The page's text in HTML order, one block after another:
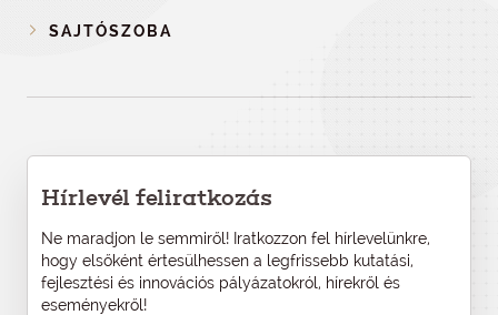
SAJTÓSZOBA
Hírlevél feliratkozás
Ne maradjon le semmiről! Iratkozzon fel hírlevelünkre,
hogy elsőként értesülhessen a legfrissebb kutatási,
fejlesztési és innovációs pályázatokról, hírekről és
eseményekről!